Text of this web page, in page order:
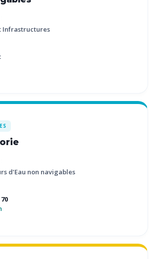
Infrastructures
d’Eau non navigables